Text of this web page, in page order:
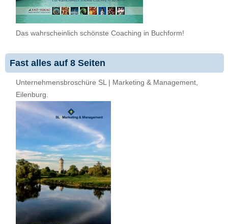
Das wahrscheinlich schönste Coaching in Buchform!
Fast alles auf 8 Seiten
Unternehmensbroschüre SL | Marketing & Management,
Eilenburg.